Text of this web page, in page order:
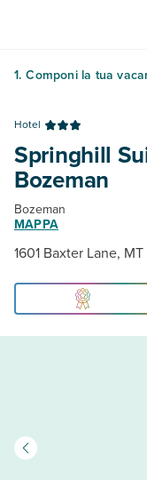
1. Componi la tua
Hotel
Springhill
Bozeman
Bozeman
MAPPA
1601 Baxter Lane,